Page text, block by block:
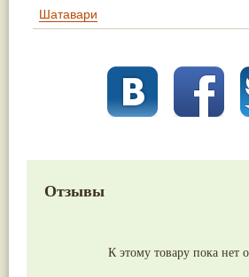
Шатавари
Отзывы
К этому товару пока нет